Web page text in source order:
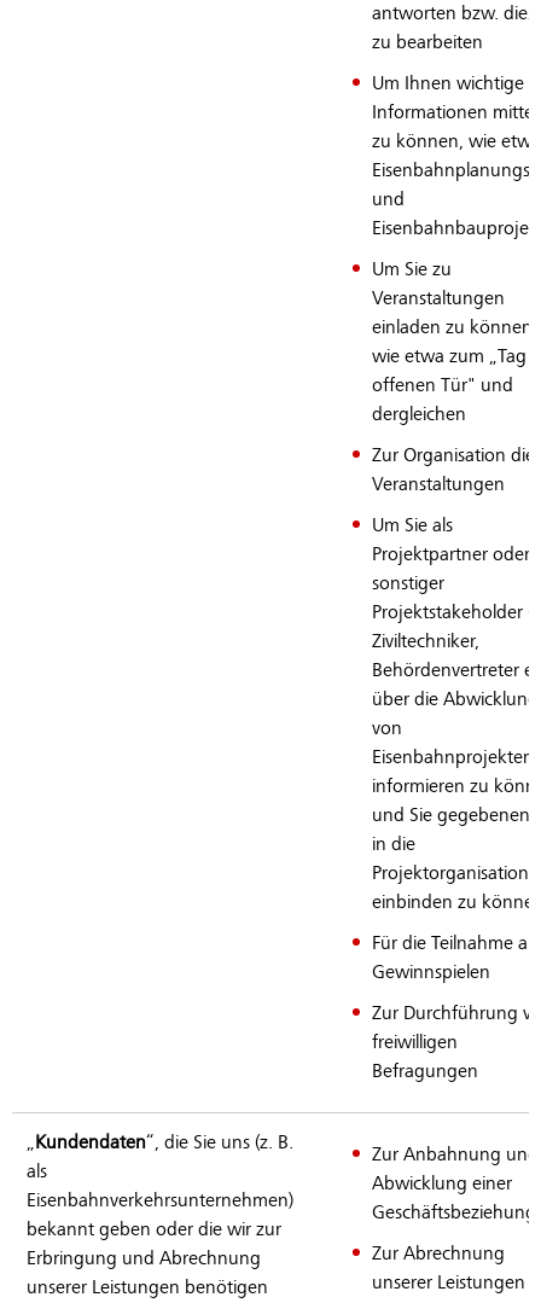
antworten bzw.
zu bearbeiten
Um Ihnen wichtige
Informationen
zu können, wie
Eisenbahnplanungs-
und
Um Sie zu
Veranstaltungen
einladen zu können,
wie etwa zum „Tag
offenen Tür" und
dergleichen
Zur Organisation
Veranstaltungen
Um Sie als
Projektpartner oder
sonstiger
Projektstakeholder
Ziviltechniker,
Behördenvertreter
über die Abwicklung
von
Eisenbahnprojekten
informieren zu
und Sie
in die
Projektorganisation
einbinden zu
Für die Teilnahme an
Gewinnspielen
Zur Durchführung
freiwilligen
Befragungen
„Kundendaten“, die Sie uns (z. B.
als
Eisenbahnverkehrsunternehmen)
bekannt geben oder die wir zur
Erbringung und Abrechnung
unserer Leistungen benötigen
Zur Anbahnung und
Abwicklung einer
Geschäftsbeziehung
Zur Abrechnung
unserer Leistungen